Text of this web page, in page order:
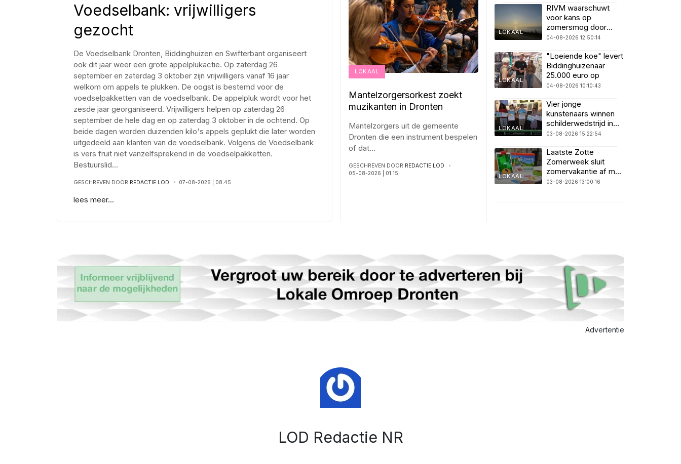
Voedselbank: vrijwilligers
gezocht
De Voedselbank Dronten, Biddinghuizen en Swifterbant organiseert
ook dit jaar weer een grote appelplukactie. Op zaterdag 26
september en zaterdag 3 oktober zijn vrijwilligers vanaf 16 jaar
welkom om appels te plukken. De oogst is bestemd voor de
voedselpakketten van de voedselbank. De appelpluk wordt voor het
zesde jaar georganiseerd. Vrijwilligers helpen op zaterdag 26
september de hele dag en op zaterdag 3 oktober in de ochtend. Op
beide dagen worden duizenden kilo's appels geplukt die later worden
uitgedeeld aan klanten van de voedselbank. Volgens de Voedselbank
is vers fruit niet vanzelfsprekend in de voedselpakketten.
Bestuurslid...
GESCHREVEN DOOR REDACTIE LOD 07-08-2026 | 08:45
lees meer...
LOKAAL
Mantelzorgersorkest zoekt
muzikanten in Dronten
Mantelzorgers uit de gemeente
Dronten die een instrument bespelen
of dat...
GESCHREVEN DOOR REDACTIE LOD
05-08-2026 | 01:15
LOKAAL
RIVM waarschuwt
voor kans op
zomersmog door
ozon
04-08-2026 12:50:14
LOKAAL
"Loeiende koe" levert
Biddinghuizenaar
25.000 euro op
04-08-2026 10:10:43
LOKAAL
Vier jonge
kunstenaars winnen
schilderwedstrijd in
SuyderSee
03-08-2026 15:22:54
LOKAAL
Laatste Zotte
Zomerweek sluit
zomervakantie af met
spel, techniek en
03-08-2026 13:00:16
Advertentie
LOD Redactie NR